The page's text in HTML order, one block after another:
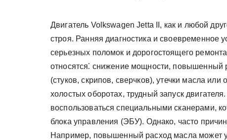
Двигатель Volkswagen Jetta II, как и любой
строя. Ранняя диагностика и своевременное
серьезных поломок и дорогостоящего
относятся⁚ снижение мощности, повышенный
(стуков, скрипов, сверчков), утечки масла
холостых оборотах, трудный запуск
воспользоваться специальными сканерами,
блока управления (ЭБУ). Однако, часто
Например, повышенный расход масла может